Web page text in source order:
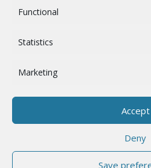
Functional
Statistics
Marketing
Accept
Deny
Save
Ostatní